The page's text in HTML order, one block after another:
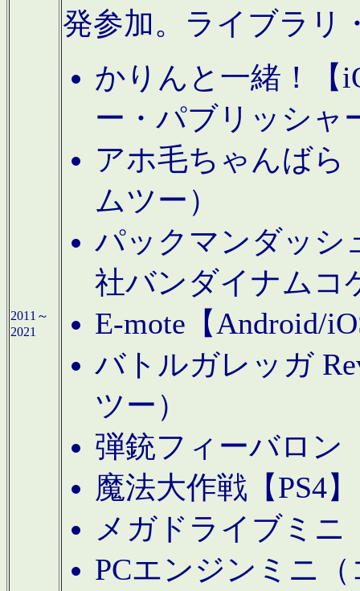
2011～
2021
発参加。ライブラリ
かりんと一緒！【
ー・パブリッシャ
アホ毛ちゃんばら
ムツー）
パックマンダッシ
社バンダイナムコ
E-mote【Android/
バトルガレッガ
ツー）
弾銃フィーバロン
魔法大作戦【PS4
メガドライブミニ
PCエンジンミニ